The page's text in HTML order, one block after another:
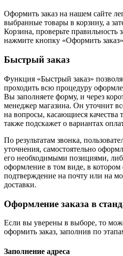
Оформить заказ на нашем сайте
выбранные товары в корзину, а
Корзина, проверьте правильность
нажмите кнопку «Оформить
Быстрый заказ
Функция «Быстрый заказ»
проходить всю процедуру
Вы заполняете форму, и через
менеджер магазина. Он уточнит
на вопросы, касающиеся качества
также подскажет о вариантах
По результатам звонка,
уточнения, самостоятельно
его необходимыми позициями,
оформление в том виде, в котором
подтверждение на почту или на
доставки.
Оформление заказа в
Если вы уверены в выборе, то
оформить заказ, заполнив по
Заполнение адреса